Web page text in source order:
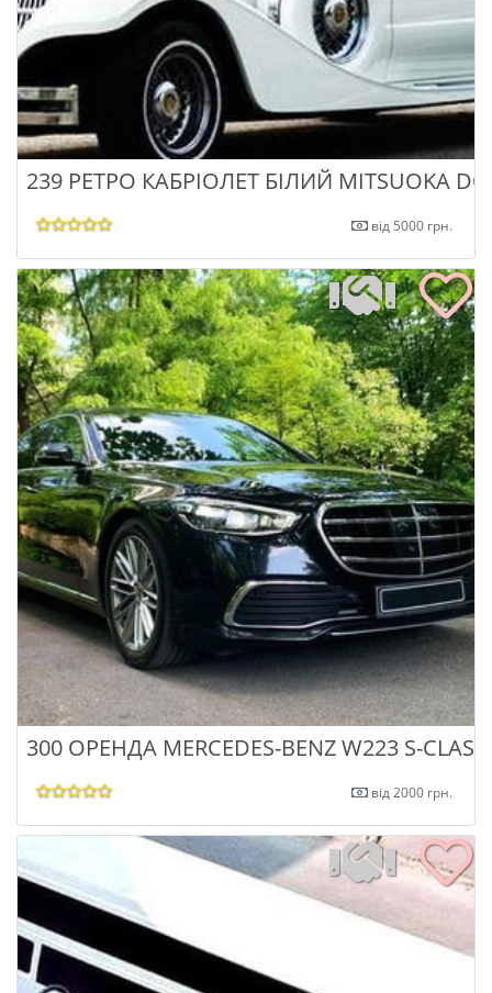
239 РЕТРО КАБРІОЛЕТ БІЛИЙ MITSUOKA
від 5000 грн.
300 ОРЕНДА MERCEDES-BENZ W223 S-CLASS
від 2000 грн.